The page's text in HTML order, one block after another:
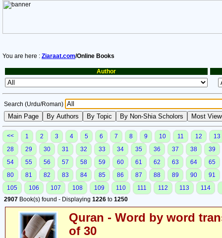
You are here : Ziaraat.com/Online Books
Author
Search (Urdu/Roman)
<< 1 2 3 4 5 6 7 8 9 10 11 12
13
28
29 30 31 32 33 34 35 36 37 38
39
54
55 56 57 58 59 60 61 62 63 64
65
80
81 82 83 84 85 86 87 88 89 90
91
105
106 107 108 109 110 111 112 113
114
2907 Book(s) found - Displaying 1226 to 1250
Quran - Word by word
of 30